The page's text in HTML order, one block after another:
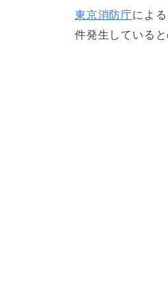
東京消防庁によ
件発生している